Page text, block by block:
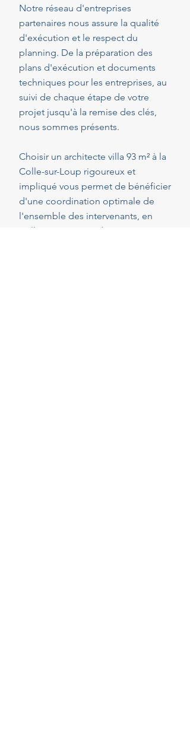
Notre réseau d'entreprises
partenaires nous assure la qualité
d'exécution et le respect du
planning. De la préparation des
plans d'exécution et documents
techniques pour les entreprises, au
suivi de chaque étape de votre
projet jusqu'à la remise des clés,
nous sommes présents.
Choisir un architecte villa 93 m² à la
Colle-sur-Loup rigoureux et
impliqué vous permet de bénéficier
d'une coordination optimale de
l'ensemble des intervenants, en
veillant au respect de vos attentes,